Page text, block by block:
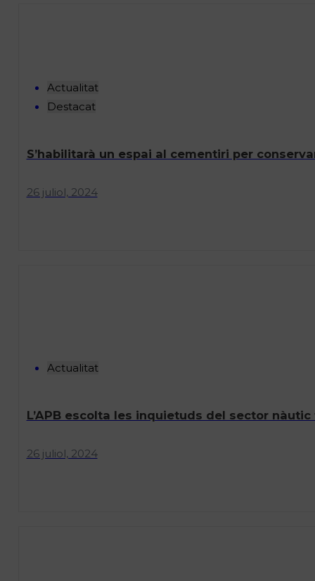
Actualitat
Destacat
S’habilitarà un espai al cementiri per
26 juliol, 2024
Actualitat
L’APB escolta les inquietuds del sector
26 juliol, 2024